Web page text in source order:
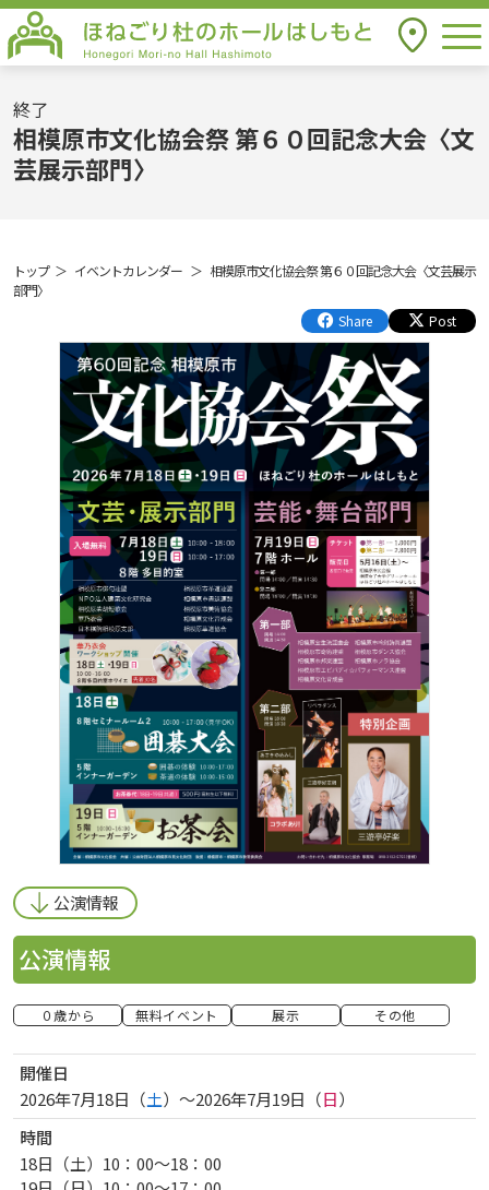
ほねごり杜のホールはしもと Honegori
Mori-no Hall Hashimoto
アクセス
終了
相模原市文化協会祭 第６０回記念大会〈文
芸展示部門〉
トップ イベントカレンダー
相模原市文化協会祭 第６０回記念大会〈文芸展示
部門〉
Share
Post
公演情報
公演情報
０歳から 無料イベント 展示 その他
開催日
2026年7月18日（土
曜日
）〜2026年7月19日（日
曜日
）
時間
18日（土）10：00～18：00